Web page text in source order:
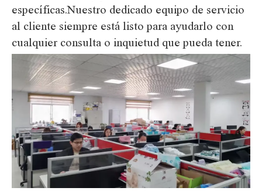
específicas.Nuestro dedicado equipo de servicio
al cliente siempre está listo para ayudarlo con
cualquier consulta o inquietud que pueda tener.